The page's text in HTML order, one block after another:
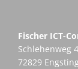
Fischer ICT-
Schlehenweg 4
72829